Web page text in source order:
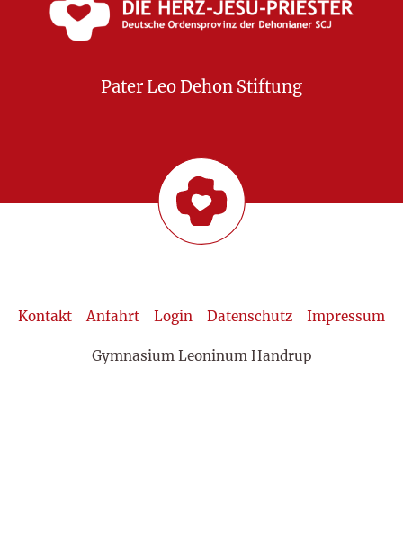
Pater Leo Dehon Stiftung
Kontakt Anfahrt Login Datenschutz Impressum
Gymnasium Leoninum Handrup